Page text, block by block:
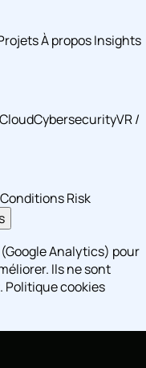
À proposInsights
CloudCybersecurityVR /
Risk
Analytics) pour
Ils ne sont
Politique cookies